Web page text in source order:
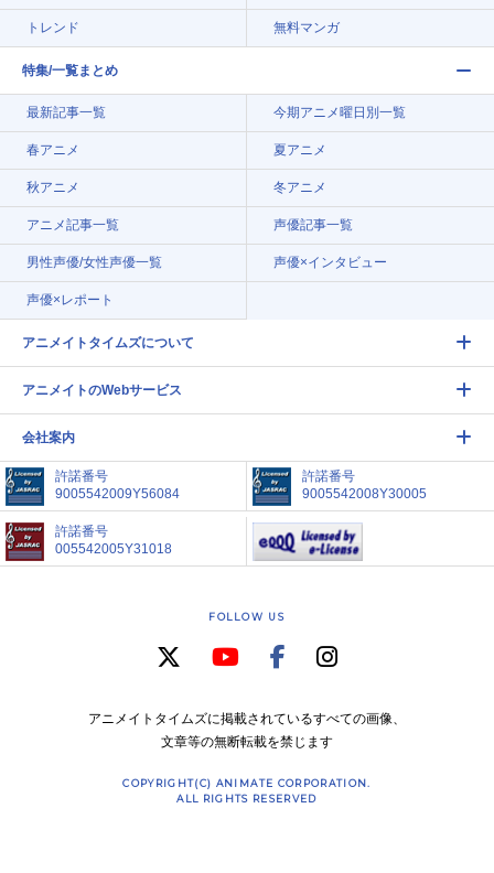
トレンド 無料マンガ
特集/一覧まとめ
最新記事一覧 今期アニメ曜日別一覧
春アニメ 夏アニメ
秋アニメ 冬アニメ
アニメ記事一覧 声優記事一覧
男性声優/女性声優一覧 声優×インタビュー
声優×レポート
アニメイトタイムズについて
アニメイトのWebサービス
会社案内
許諾番号
9005542009Y56084
許諾番号
9005542008Y30005
許諾番号
005542005Y31018
FOLLOW US
アニメイトタイムズに掲載されているすべての画像、
文章等の無断転載を禁じます
COPYRIGHT(C) ANIMATE CORPORATION.
ALL RIGHTS RESERVED